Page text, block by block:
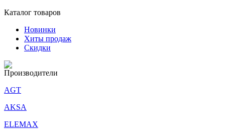
Каталог товаров
Новинки
Хиты продаж
Скидки
Производители
AGT
AKSA
ELEMAX